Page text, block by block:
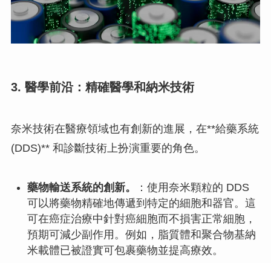
3. 醫學前沿：精確醫學和納米技術
奈米技術在醫療領域也有創新的進展，在**給藥系統
(DDS)** 和診斷技術上扮演重要的角色。
藥物輸送系統的創新。
：使用奈米顆粒的 DDS
可以將藥物精確地傳遞到特定的細胞和器官。這
可在癌症治療中針對癌細胞而不損害正常細胞，
預期可減少副作用。例如，脂質體和聚合物基納
米載體已被證實可包裹藥物並提高療效。